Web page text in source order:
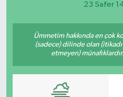
23 Safer
Ümmetim hakkında en çok
(sadece) dilinde olan
etmeyen)